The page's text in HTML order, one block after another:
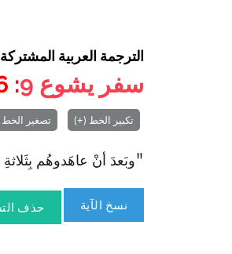
الترجمة العربية
سفر يشوع 9
: 16
تكبير الخط (+) تصغير
"وبَعدَ أنْ عاهَدوهُم بِثَلاثةِ
نسخ الآية حذف